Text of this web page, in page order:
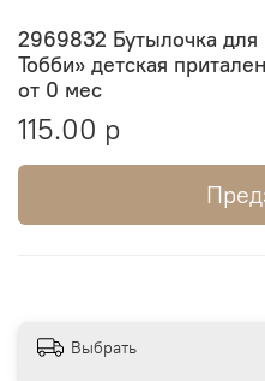
2969832 Бутылочка для
Тобби» детская
от 0 мес
115.00 р
Выбрать